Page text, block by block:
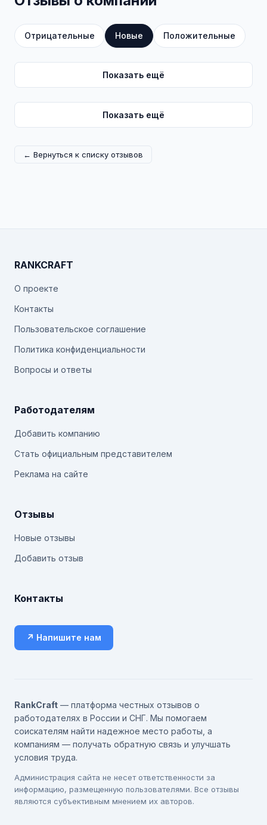
Отрицательные Новые Положительные
Показать ещё
Показать ещё
← Вернуться к списку отзывов
RANKCRAFT
О проекте
Контакты
Пользовательское соглашение
Политика конфиденциальности
Вопросы и ответы
Работодателям
Добавить компанию
Стать официальным представителем
Реклама на сайте
Отзывы
Новые отзывы
Добавить отзыв
Контакты
↗ Напишите нам
RankCraft — платформа честных отзывов о
работодателях в России и СНГ. Мы помогаем
соискателям найти надежное место работы, а
компаниям — получать обратную связь и улучшать
условия труда.
Администрация сайта не несет ответственности за
информацию, размещенную пользователями. Все отзывы
являются субъективным мнением их авторов.